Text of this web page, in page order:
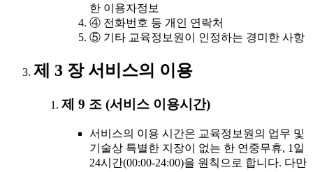
한 이용자정보
④ 전화번호 등 개인 연락처
⑤ 기타 교육정보원이 인정하는 경미한 사항
제 3 장 서비스의 이용
제 9 조 (서비스 이용시간)
서비스의 이용 시간은 교육정보원의 업무 및
기술상 특별한 지장이 없는 한 연중무휴, 1일
24시간(00:00-24:00)을 원칙으로 합니다. 다만